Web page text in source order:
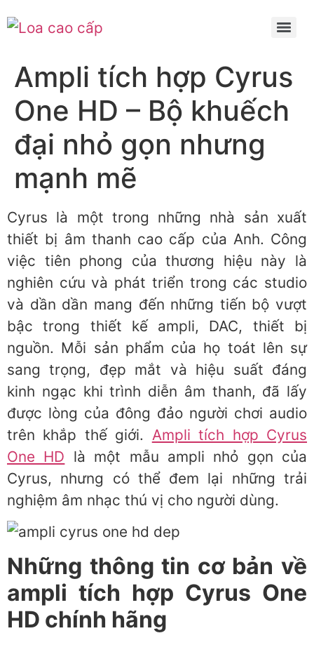
Ampli tích hợp Cyrus
One HD – Bộ khuếch
đại nhỏ gọn nhưng
mạnh mẽ
Cyrus là một trong những nhà sản xuất
thiết bị âm thanh cao cấp của Anh. Công
việc tiên phong của thương hiệu này là
nghiên cứu và phát triển trong các studio
và dần dần mang đến những tiến bộ vượt
bậc trong thiết kế ampli, DAC, thiết bị
nguồn. Mỗi sản phẩm của họ toát lên sự
sang trọng, đẹp mắt và hiệu suất đáng
kinh ngạc khi trình diễn âm thanh, đã lấy
được lòng của đông đảo người chơi audio
trên khắp thế giới. Ampli tích hợp Cyrus
One HD là một mẫu ampli nhỏ gọn của
Cyrus, nhưng có thể đem lại những trải
nghiệm âm nhạc thú vị cho người dùng.
Những thông tin cơ bản về
ampli tích hợp Cyrus One
HD chính hãng